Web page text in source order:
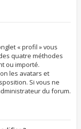
« profil » vous
quatre méthodes
ou importé.
les avatars et
Si vous ne
du forum.